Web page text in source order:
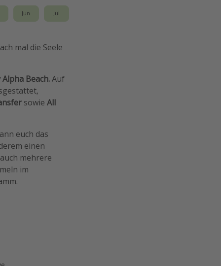
Jun Jul
mal die Seele
Beach.Auf
sowie All
euch das
einen
mehrere
im